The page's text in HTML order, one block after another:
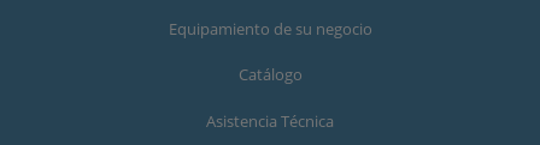
Equipamiento de su negocio
Catálogo
Asistencia Técnica